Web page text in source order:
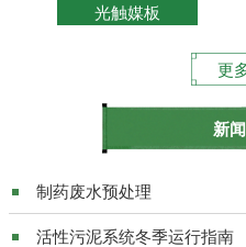
光触媒板
新
制药废水预处理
活性污泥系统冬季运行指南